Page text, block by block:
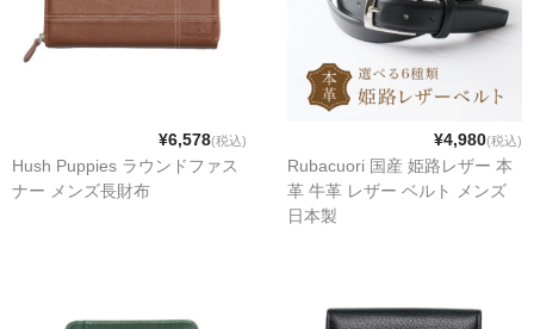
¥6,578(税込)
Hush Puppies ラウンドファス
ナー メンズ長財布
¥4,980(税込)
Rubacuori 国産 姫路レザー 本
革 牛革 レザー ベルト メンズ
日本製